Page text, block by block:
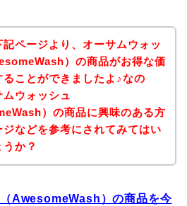
記ページより、オーサムウォッ
）の商品がお得な価
ることができましたよ♪なの
ウォッシュ
）の商品に興味のある方
ジなどを参考にされてみてはい
か？
AwesomeWash）の商品を今